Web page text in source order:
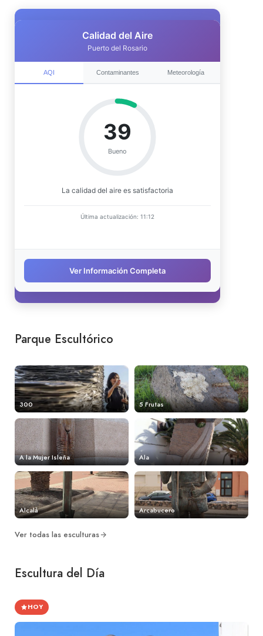
Parque Escultórico
300 5 Frutas
A la Mujer Isleña Ala
Alcalá Arcabucero
Ver todas las esculturas
Escultura del Día
HOY